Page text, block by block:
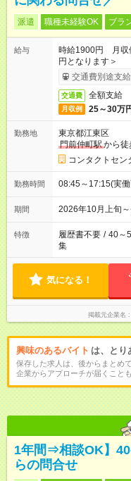
派遣 職種未経験OK ブラ
給与
時給1900円 月収
円となります＞
交通費別途支
交通費 全額支給
月収例 25～30万
勤務地
東京都江東区
門前仲町駅から徒
コンタクトセン
勤務時間 08:45～17:15(実
期間 2026年10月上旬
特徴 履歴書不要 / 40～
集
気になる！
掲載元企業名
興味のあるバイト は、とり
保存した求人は、後からまとめ
企業からアプローチが届くことも
1年間⇒相談OK】
らの問合せ